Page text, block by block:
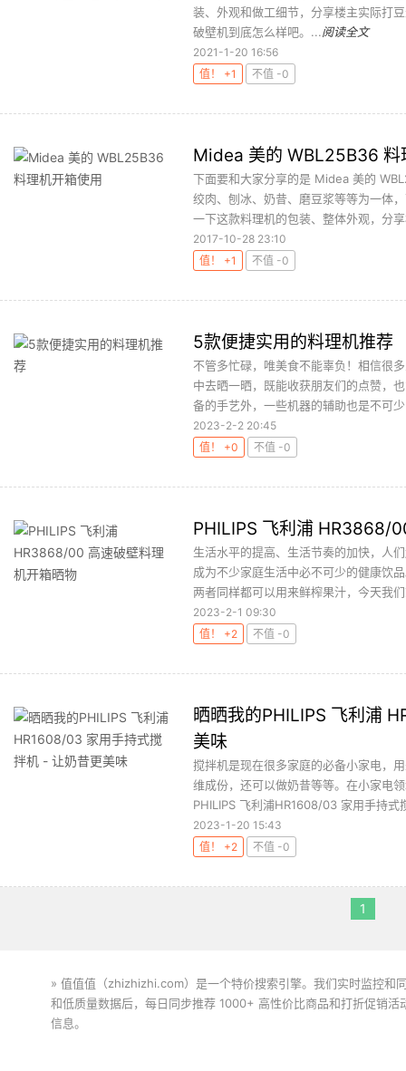
装、外观和做工细节，分享楼主实际打
破壁机到底怎么样吧。...阅读全文
2021-1-20 16:56
值！ +1
不值 -0
Midea 美的 WBL25B36 料
下面要和大家分享的是 Midea 美的
绞肉、刨冰、奶昔、磨豆浆等等为一体
一下这款料理机的包装、整体外观，分
2017-10-28 23:10
值！ +1
不值 -0
5款便捷实用的料理机推荐
不管多忙碌，唯美食不能辜负！相信很
中去晒一晒，既能收获朋友们的点赞，
备的手艺外，一些机器的辅助也是不可
2023-2-2 20:45
值！ +0
不值 -0
PHILIPS 飞利浦 HR3868/
生活水平的提高、生活节奏的加快，人
成为不少家庭生活中必不可少的健康饮
两者同样都可以用来鲜榨果汁，今天我
2023-2-1 09:30
值！ +2
不值 -0
晒晒我的PHILIPS 飞利浦
美味
搅拌机是现在很多家庭的必备小家电，
维成份，还可以做奶昔等等。在小家电
PHILIPS 飞利浦HR1608/03 家用手持式
2023-1-20 15:43
值！ +2
不值 -0
1
» 值值值（zhizhizhi.com）是一个特价搜索引擎。我们实时监控和
和低质量数据后，每日同步推荐 1000+ 高性价比商品和打折促销
信息。